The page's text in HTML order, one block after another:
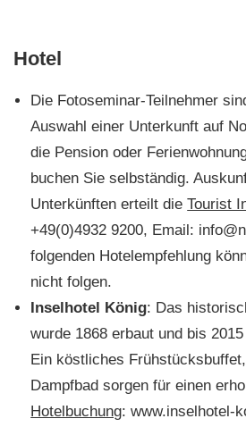
Hotel
Die Fotoseminar-Teilnehmer
Auswahl einer Unterkunft auf
die Pension oder
buchen Sie selbständig.
Unterkünften erteilt dieTourist
+49(0)4932 9200, Email:
folgenden Hotelempfehlung
nicht folgen.
Inselhotel König: Das
wurde 1868 erbaut und bis
Ein köstliches
Dampfbad sorgen für einen
Hotelbuchung: www.inselhotel-